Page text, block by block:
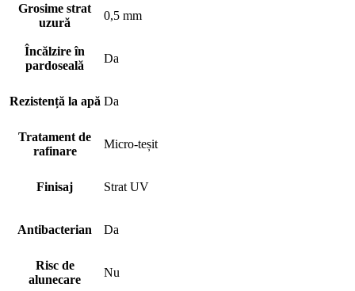
Grosime strat
uzură
0,5 mm
Încălzire în
pardoseală
Da
Rezistență la apă Da
Tratament de
rafinare
Micro-teșit
Finisaj Strat UV
Antibacterian Da
Risc de
alunecare
Nu